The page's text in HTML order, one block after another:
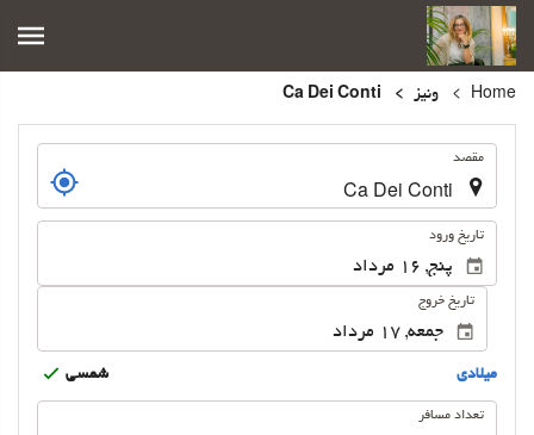
Home ونیز
مقصد
تاریخ ورود
تاریخ خروج
ميلادى شمسى
تعداد
تعداد مسافر